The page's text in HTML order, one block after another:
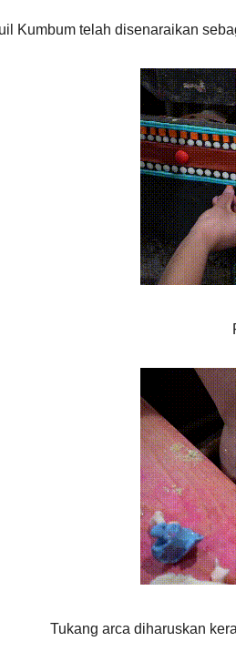
Kumbum telah disenaraikan
Tukang arca diharuskan